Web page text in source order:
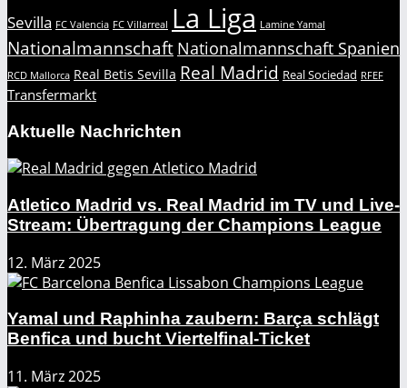
Sevilla FC Valencia FC Villarreal La Liga Lamine Yamal
Nationalmannschaft Nationalmannschaft Spanien
RCD Mallorca Real Betis Sevilla Real Madrid Real Sociedad RFEF
Transfermarkt
Aktuelle Nachrichten
Atletico Madrid vs. Real Madrid im TV und Live-
Stream: Übertragung der Champions League
12. März 2025
Yamal und Raphinha zaubern: Barça schlägt
Benfica und bucht Viertelfinal-Ticket
11. März 2025